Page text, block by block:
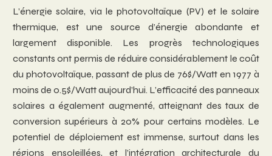
L’énergie solaire, via le photovoltaïque (PV) et le solaire
thermique, est une source d’énergie abondante et
largement disponible. Les progrès technologiques
constants ont permis de réduire considérablement le coût
du photovoltaïque, passant de plus de 76$/Watt en 1977 à
moins de 0.5$/Watt aujourd’hui. L’efficacité des panneaux
solaires a également augmenté, atteignant des taux de
conversion supérieurs à 20% pour certains modèles. Le
potentiel de déploiement est immense, surtout dans les
régions ensoleillées, et l’intégration architecturale du